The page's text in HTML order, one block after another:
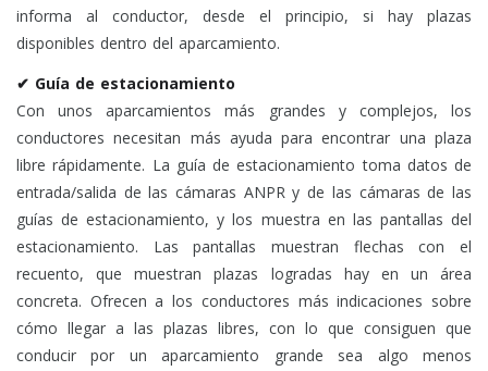
informa al conductor, desde el principio, si hay plazas
disponibles dentro del aparcamiento.
✔ Guía de estacionamiento
Con unos aparcamientos más grandes y complejos, los
conductores necesitan más ayuda para encontrar una plaza
libre rápidamente. La guía de estacionamiento toma datos de
entrada/salida de las cámaras ANPR y de las cámaras de las
guías de estacionamiento, y los muestra en las pantallas del
estacionamiento. Las pantallas muestran flechas con el
recuento, que muestran plazas logradas hay en un área
concreta. Ofrecen a los conductores más indicaciones sobre
cómo llegar a las plazas libres, con lo que consiguen que
conducir por un aparcamiento grande sea algo menos